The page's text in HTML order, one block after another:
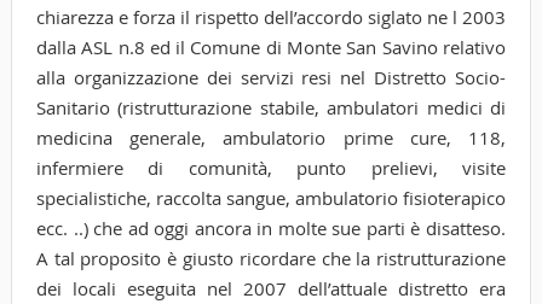
chiarezza e forza il rispetto dell’accordo siglato ne l 2003
dalla ASL n.8 ed il Comune di Monte San Savino relativo
alla organizzazione dei servizi resi nel Distretto Socio-
Sanitario (ristrutturazione stabile, ambulatori medici di
medicina generale, ambulatorio prime cure, 118,
infermiere di comunità, punto prelievi, visite
specialistiche, raccolta sangue, ambulatorio fisioterapico
ecc. ..) che ad oggi ancora in molte sue parti è disatteso.
A tal proposito è giusto ricordare che la ristrutturazione
dei locali eseguita nel 2007 dell’attuale distretto era